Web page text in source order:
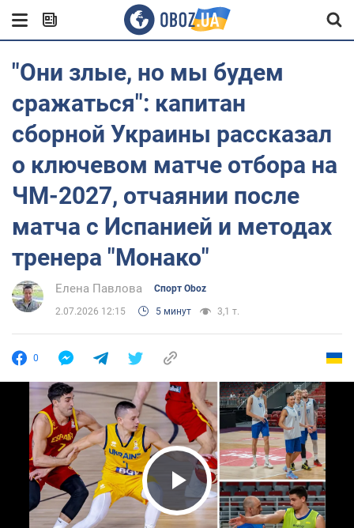
"Они злые, но мы будем
сражаться": капитан
сборной Украины рассказал
о ключевом матче отбора на
ЧМ-2027, отчаянии после
матча с Испанией и методах
тренера "Монако"
Елена Павлова Спорт Oboz
2.07.2026 12:15 5 минут 3,1 т.
0
Play Video